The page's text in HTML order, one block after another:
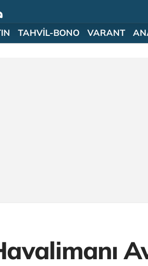
TAHVİL-BONO VARANT